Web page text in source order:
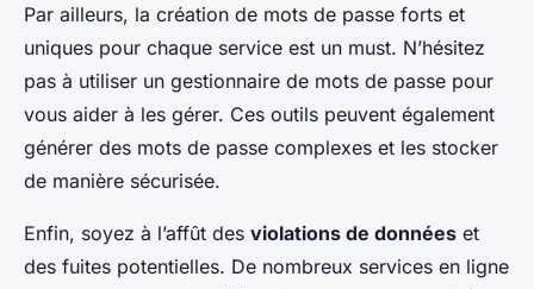
Par ailleurs, la création de mots de passe forts et
uniques pour chaque service est un must. N’hésitez
pas à utiliser un gestionnaire de mots de passe pour
vous aider à les gérer. Ces outils peuvent également
générer des mots de passe complexes et les stocker
de manière sécurisée.
Enfin, soyez à l’affût des violations de données et
des fuites potentielles. De nombreux services en ligne